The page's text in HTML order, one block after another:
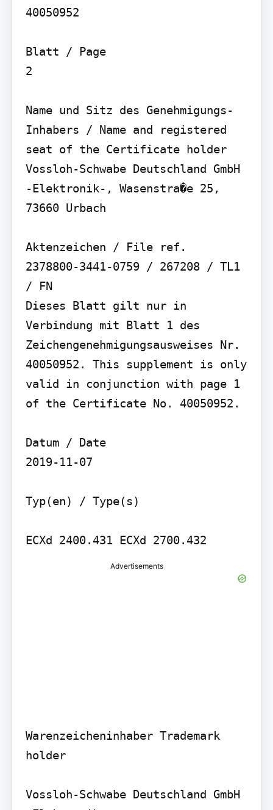
40050952
Blatt / Page
2
Name und Sitz des Genehmigungs-
Inhabers / Name and registered
seat of the Certificate holder
Vossloh-Schwabe Deutschland GmbH
-Elektronik-, Wasenstra�e 25,
73660 Urbach
Aktenzeichen / File ref.
2378800-3441-0759 / 267208 / TL1
/ FN
Dieses Blatt gilt nur in
Verbindung mit Blatt 1 des
Zeichengenehmigungsausweises Nr.
40050952. This supplement is only
valid in conjunction with page 1
of the Certificate No. 40050952.
Datum / Date
2019-11-07
Typ(en) / Type(s)
Advertisements
Warenzeicheninhaber Trademark
holder
Vossloh-Schwabe Deutschland GmbH